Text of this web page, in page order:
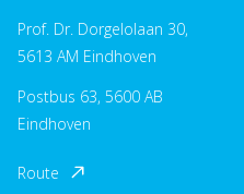
Prof. Dr. Dorgelolaan 30,
5613 AM Eindhoven
Postbus 63, 5600 AB
Eindhoven
Route